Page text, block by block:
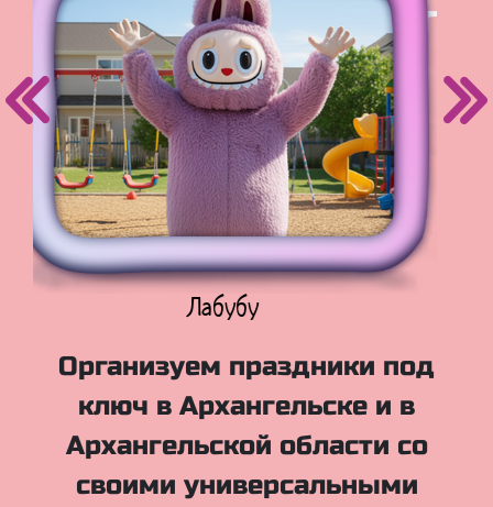
Куклы Лол
Организуем праздники под
ключ в Архангельске и в
Архангельской области со
своими универсальными